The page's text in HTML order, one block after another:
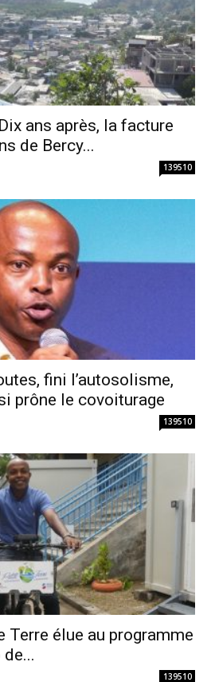
ans après, la facture
de Bercy...
139510
fini l’autosolisme,
prône le covoiturage
139510
Terre élue au programme
139510